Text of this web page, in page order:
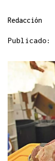
Redacción
Publicado: